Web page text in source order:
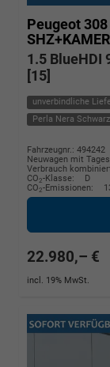
Peugeot 308
1.5 BlueHDI
[15]
unverbindliche
Perla Nera
Fahrzeugnr.: 494242
Neuwagen mit
Verbrauch
CO2-Klasse:
D
CO2-Emissionen:
22.980,– €
incl. 19% MwSt.